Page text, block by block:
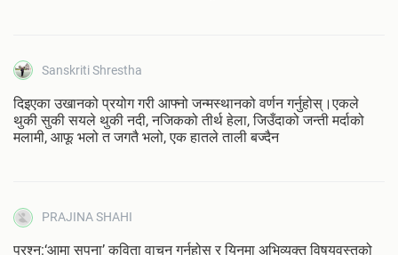
Sanskriti Shrestha
दिइएका उखानको प्रयोग गरी आफ्नो जन्मस्थानको वर्णन गर्नुहोस्।एकले
थुकी सुकी सयले थुकी नदी, नजिकको तीर्थ हेला, जिउँदाको जन्ती मर्दाको
मलामी, आफू भलो त जगतै भलो, एक हातले ताली बज्दैन
PRAJINA SHAHI
प्रश्न:‘आमा सपना’ कविता वाचन गर्नुहोस र यिनमा अभिव्यक्त विषयवस्तुको